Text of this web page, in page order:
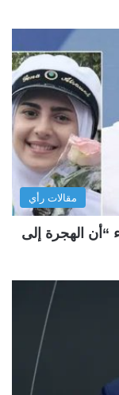
مقالات رأي
“أن الهجرة إلى